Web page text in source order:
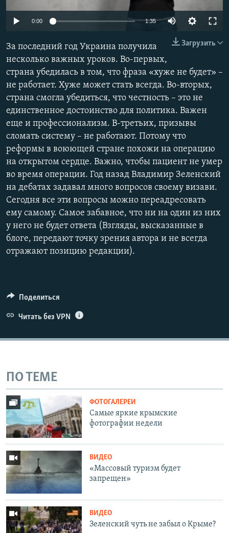
ПОБЕДИТЕЛЕЙ НЕ СУДЯТ?
ELIFBE
УКРАИНСКАЯ ПРОБЛЕМА КРЫМА
Все сайты RFE/RL
Auto 360p
1080p
0:00 1:35
270p
480p
Загрузить
За последний год Украина получила
несколько важных уроков. Во-первых,
страна убедилась в том, что фраза «хуже не будет» –
не работает. Хуже может стать всегда. Во-вторых,
страна смогла убедиться, что честность – это не
единственное достоинство для политика. Важен
еще и профессионализм. В-третьих, призывы
сломать систему – не работают. Потому что
реформы в воюющей стране похожи на операцию
на открытом сердце. Важно, чтобы пациент не умер
во время операции. Год назад Владимир Зеленский
на дебатах задавал много вопросов своему визави.
Сегодня все эти вопросы можно переадресовать
ему самому. Самое забавное, что ни на один из них
у него не будет ответа (Взгляды, высказанные в
блоге, передают точку зрения автора и не всегда
отражают позицию редакции).
Поделиться
Читать без VPN
ПО ТЕМЕ
ФОТОГАЛЕРЕИ
Самые яркие крымские
фотографии недели
ВИДЕО
«Массовый туризм будет
запрещен»
ВИДЕО
Зеленский чуть не забыл о Крыме?